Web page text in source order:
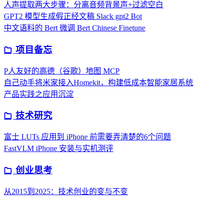
人声提取两大步骤：分离音频背景声+过滤空白
GPT2 模型生成假正经文稿 Slack gpt2 Bot
中文语料的 Bert 微调 Bert Chinese Finetune
项目备忘
P人友好的高德（谷歌）地图 MCP
自己动手将米家接入Homekit，构建低成本智能家居系统
产品实践之应用沉淀
技术研究
富士 LUTs 应用到 iPhone 前需要弄清楚的6个问题
FastVLM iPhone 安装与实机测评
创业思考
从2015到2025：技术创业的变与不变